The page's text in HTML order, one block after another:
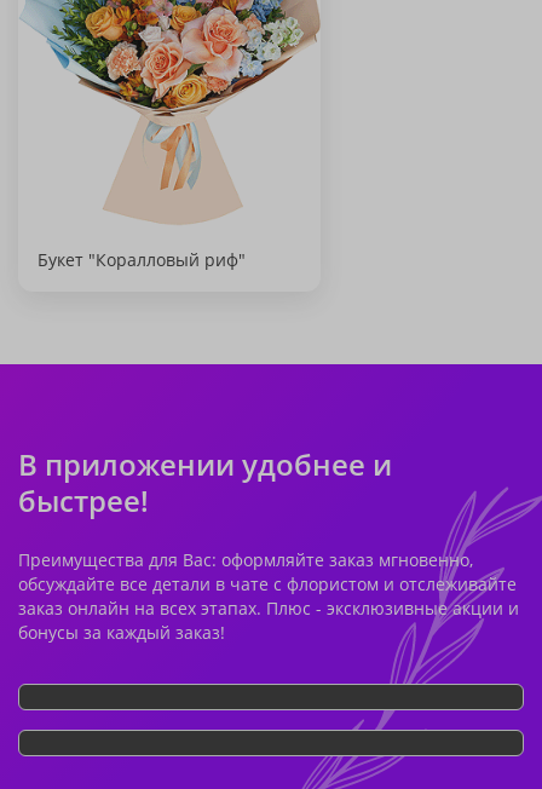
Букет "Коралловый риф"
В приложении удобнее и
быстрее!
Преимущества для Вас: оформляйте заказ мгновенно,
обсуждайте все детали в чате с флористом и отслеживайте
заказ онлайн на всех этапах. Плюс - эксклюзивные акции и
бонусы за каждый заказ!